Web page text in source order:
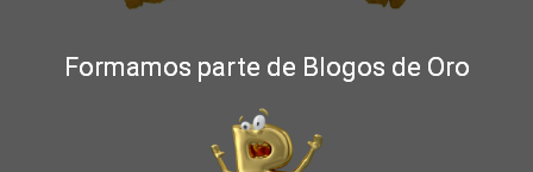
Formamos parte de Blogos de Oro